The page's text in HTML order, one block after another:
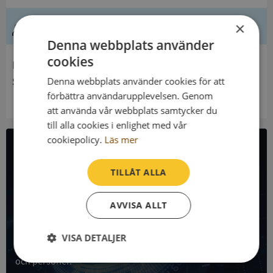
Innehavare
Stiftelsen Bottnalyckan
All företagsdata i API
Få all denna företagsinformation i Syna API
Syna API är ett blixtsnabbt API där du kan hämta
registrerade företagsuppgifter, betalningsanmärkningar,
skatteuppgifter och mycket mer på alla Sveriges företag
och personer.
×
Denna webbplats använder
cookies
Denna webbplats använder cookies för att
förbättra användarupplevelsen. Genom
att använda vår webbplats samtycker du
till alla cookies i enlighet med vår
cookiepolicy. Läs mer
TILLÅT ALLA
AVVISA ALLT
VISA DETALJER
Strikt
Prestanda Inriktning